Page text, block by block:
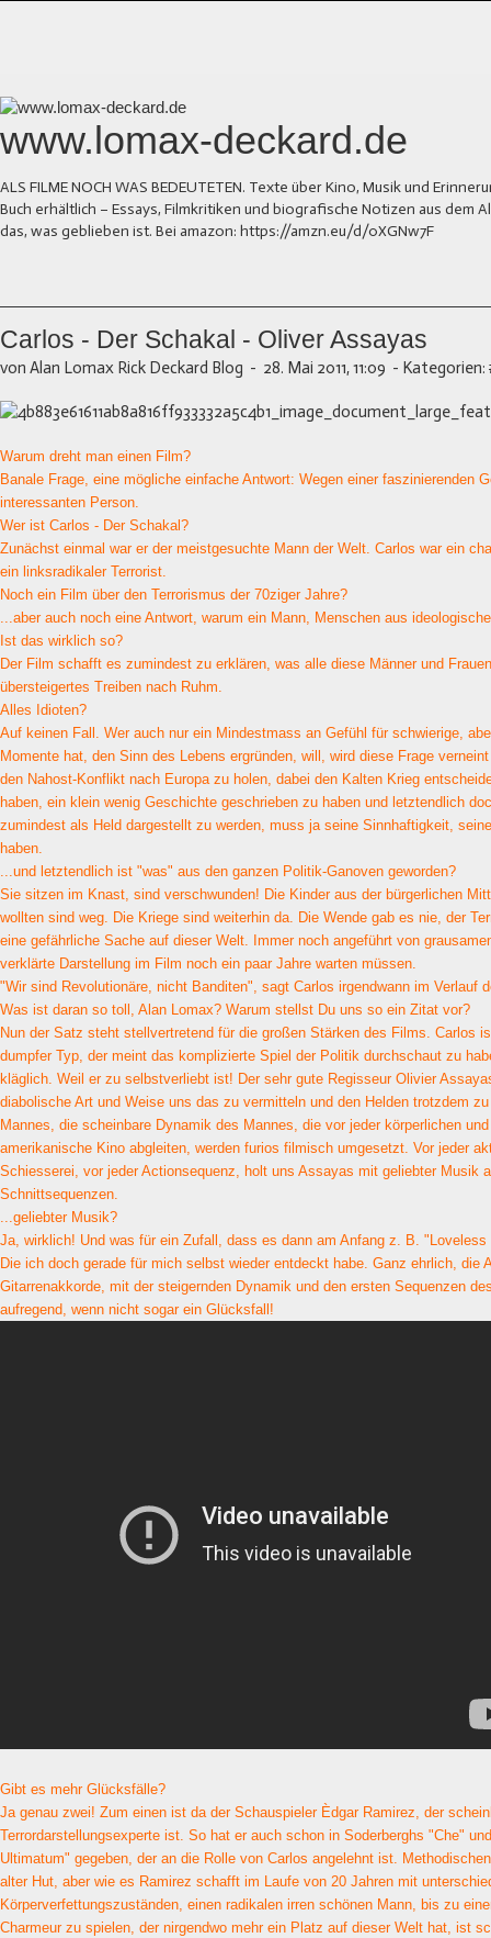
www.lomax-deckard.de
ALS FILME NOCH WAS BEDEUTETEN. Texte über Kino, Musik und
Buch erhältlich – Essays, Filmkritiken und biografische Notizen aus dem
das, was geblieben ist. Bei amazon: https://amzn.eu/d/0XGNw7F
Carlos - Der Schakal - Oliver Assayas
von Alan Lomax Rick Deckard Blog - 28. Mai 2011, 11:09 - Kategorien:
Warum dreht man einen Film?
Banale Frage, eine mögliche einfache Antwort: Wegen einer faszinierenden
interessanten Person.
Wer ist Carlos - Der Schakal?
Zunächst einmal war er der meistgesuchte Mann der Welt. Carlos war ein
ein linksradikaler Terrorist.
Noch ein Film über den Terrorismus der 70ziger Jahre?
...aber auch noch eine Antwort, warum ein Mann, Menschen aus
Ist das wirklich so?
Der Film schafft es zumindest zu erklären, was alle diese Männer und
übersteigertes Treiben nach Ruhm.
Alles Idioten?
Auf keinen Fall. Wer auch nur ein Mindestmass an Gefühl für schwierige,
Momente hat, den Sinn des Lebens ergründen, will, wird diese Frage
den Nahost-Konflikt nach Europa zu holen, dabei den Kalten Krieg
haben, ein klein wenig Geschichte geschrieben zu haben und letztendlich
zumindest als Held dargestellt zu werden, muss ja seine Sinnhaftigkeit,
haben.
...und letztendlich ist "was" aus den ganzen Politik-Ganoven geworden?
Sie sitzen im Knast, sind verschwunden! Die Kinder aus der bürgerlichen
wollten sind weg. Die Kriege sind weiterhin da. Die Wende gab es nie, der
eine gefährliche Sache auf dieser Welt. Immer noch angeführt von
verklärte Darstellung im Film noch ein paar Jahre warten müssen.
"Wir sind Revolutionäre, nicht Banditen", sagt Carlos irgendwann im Verlauf
Was ist daran so toll, Alan Lomax? Warum stellst Du uns so ein Zitat vor?
Nun der Satz steht stellvertretend für die großen Stärken des Films. Carlos
dumpfer Typ, der meint das komplizierte Spiel der Politik durchschaut zu
kläglich. Weil er zu selbstverliebt ist! Der sehr gute Regisseur Olivier
diabolische Art und Weise uns das zu vermitteln und den Helden trotzdem
Mannes, die scheinbare Dynamik des Mannes, die vor jeder körperlichen
amerikanische Kino abgleiten, werden furios filmisch umgesetzt. Vor jeder
Schiesserei, vor jeder Actionsequenz, holt uns Assayas mit geliebter Musik
Schnittsequenzen.
...geliebter Musik?
Ja, wirklich! Und was für ein Zufall, dass es dann am Anfang z. B.
Die ich doch gerade für mich selbst wieder entdeckt habe. Ganz ehrlich, die
Gitarrenakkorde, mit der steigernden Dynamik und den ersten Sequenzen
aufregend, wenn nicht sogar ein Glücksfall!
Gibt es mehr Glücksfälle?
Ja genau zwei! Zum einen ist da der Schauspieler Èdgar Ramirez, der
Terrordarstellungsexperte ist. So hat er auch schon in Soderberghs "Che"
Ultimatum" gegeben, der an die Rolle von Carlos angelehnt ist.
alter Hut, aber wie es Ramirez schafft im Laufe von 20 Jahren mit
Körperverfettungszuständen, einen radikalen irren schönen Mann, bis zu
Charmeur zu spielen, der nirgendwo mehr ein Platz auf dieser Welt hat, ist